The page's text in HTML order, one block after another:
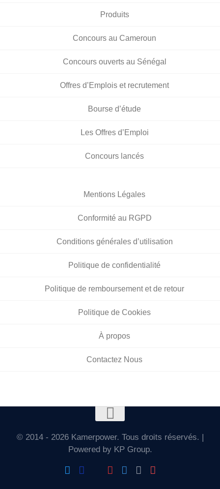
Produits
Concours au Cameroun
Concours ouverts au Sénégal
Offres d’Emplois et recrutement
Bourse d’étude
Les Offres d’Emploi
Concours lancés
Mentions Légales
Conformité au RGPD
Conditions générales d’utilisation
Politique de confidentialité
Politique de remboursement et de retour
Politique de Cookies
À propos
Contactez Nous
© 2014 - 2026 Kamerpower. Tous droits réservés. |
Powered by KP Group.